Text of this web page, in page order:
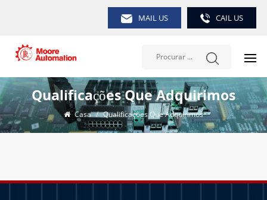
MAIL US CAIL US
Qualificações Que Adquirimos
Casa / Qualificações Que Adquirimos